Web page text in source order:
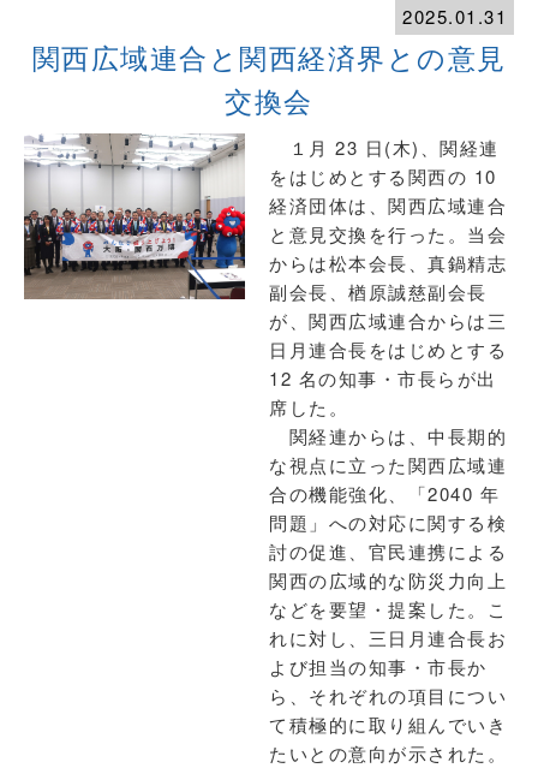
2025.01.31
関西広域連合と関西経済界との意見
交換会
１月 23 日(木)、関経連
をはじめとする関西の 10
経済団体は、関西広域連合
と意見交換を行った。当会
からは松本会長、真鍋精志
副会長、楢原誠慈副会長
が、関西広域連合からは三
日月連合長をはじめとする
12 名の知事・市長らが出
席した。
関経連からは、中長期的
な視点に立った関西広域連
合の機能強化、「2040 年
問題」への対応に関する検
討の促進、官民連携による
関西の広域的な防災力向上
などを要望・提案した。こ
れに対し、三日月連合長お
よび担当の知事・市長か
ら、それぞれの項目につい
て積極的に取り組んでいき
たいとの意向が示された。